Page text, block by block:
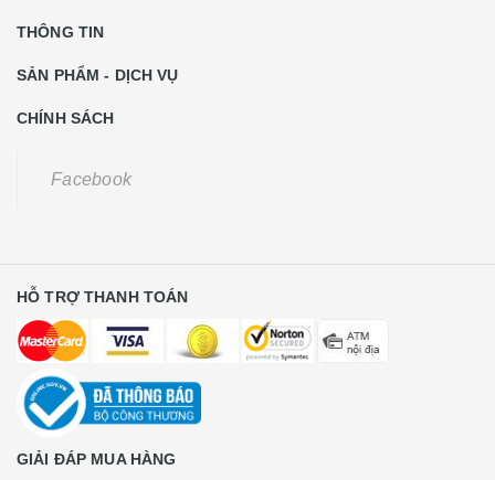
THÔNG TIN
SẢN PHẨM - DỊCH VỤ
CHÍNH SÁCH
Facebook
HỖ TRỢ THANH TOÁN
GIẢI ĐÁP MUA HÀNG